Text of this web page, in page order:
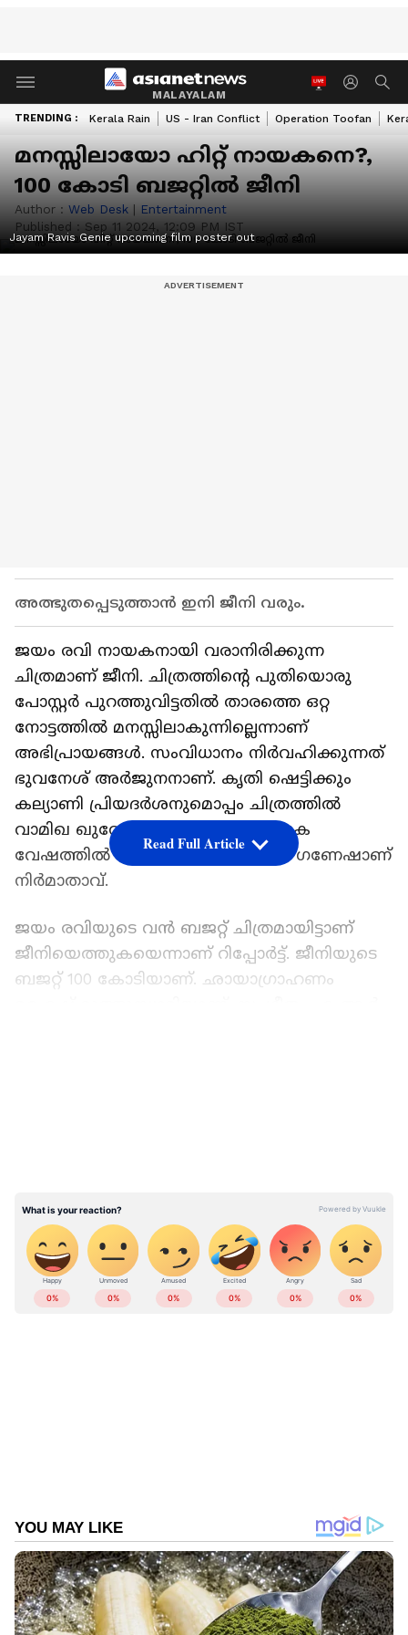
MALAYALAM
TRENDING : Kerala Rain US - Iran Conflict Operation Toofan
മനസ്സിലായോ ഹിറ്റ് നായകനെ?,
100 കോടി ബജറ്റില്‍ ജീനി
Author : Web Desk | Entertainment
Published : Sep 11 2024, 12:09 PM IST
Jayam Ravis Genie upcoming film poster out
അത്ഭുതപ്പെടുത്താൻ ഇനി ജീനി വരും.
ജയം രവി നായകനായി വരാനിരിക്കുന്ന
ചിത്രമാണ് ജീനി. ചിത്രത്തിന്റെ പുതിയൊരു
പോസ്റ്റര്‍ പുറത്തുവിട്ടതില്‍ താരത്തെ ഒറ്റ
നോട്ടത്തില്‍ മനസ്സിലാകുന്നില്ലെന്നാണ്
അഭിപ്രായങ്ങള്‍. സംവിധാനം നിര്‍വഹിക്കുന്നത്
ഭുവനേശ് അര്‍ജുനനാണ്. കൃതി ഷെട്ടിക്കും
കല്യാണി പ്രിയദര്‍ശനുമൊപ്പം ചിത്രത്തില്‍
വാമിഖ ഖുറേഷിയും ഒരു നിര്‍ണായക
വേഷത്തില്‍ എത്തുമ്പോള്‍ ഇഷാരി ഗണേഷാണ്
നിര്‍മാതാവ്.
ജയം രവിയുടെ വൻ ബജറ്റ് ചിത്രമായിട്ടാണ്
ജീനിയെത്തുകയെന്നാണ് റിപ്പോര്‍ട്ട്. ജീനിയുടെ
ബജറ്റ് 100 കോടിയാണ്. ഛായാഗ്രാഹണം
സുരേഷ് പൊലീസ് ഓഫീസറാകുന്ന ചിത്രം എന്ന
ഒരു പ്രത്യേകതയും സൈറണുണ്ടായിരുന്നു.
സംവിധാനം നിര്‍വഹിച്ചിരിക്കുന്നത് ആന്റണി
ഭാഗ്യരാജാണ്.
Read Full Article
ABOUT THE AUTHOR